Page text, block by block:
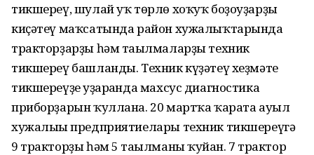
тикшереү, шулай уҡ төрлө хоҡуҡ боҙоуҙарҙы
киҫәтеү маҡсатында район хужалыҡтарында
тракторҙарҙы һәм тағылмаларҙы техник
тикшереү башланды. Техник күҙәтеү хеҙмәте
тикшереүҙе уҙғарғанда махсус диагностика
приборҙарын ҡуллана. 20 мартҡа ҡарата ауыл
хужалығы предприятиелары техник тикшереүгә
9 тракторҙы һәм 5 тағылманы ҡуйған. 7 трактор